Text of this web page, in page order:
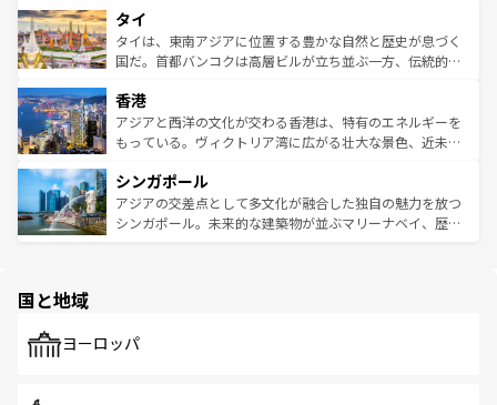
リティに包まれながら、韓国の多彩な魅力を心ゆくまで味
わってみてほしい。 なお、新着の韓国情報はコンテンツ一
覧を参照してほしい。
急速な発展と共に伝統が息づく。ハノイの古い町並みやホ
ーチミン市のフランス統治時代の建物も、独特の雰囲気を
醸し出している。また、バラエティの豊かさとおいしさで
とつ。フォーやバインミー、ベトナムコーヒーなどは、ぜ
ひ現地で味わいたい。どの地域を訪れてもあたたかい人々
が旅行者を迎えてくれるので、きっと忘れられない旅にな
参照してほしい。
タイ
タイは、東南アジアに位置する豊かな自然と歴史が息づく
国だ。首都バンコクは高層ビルが立ち並ぶ一方、伝統的な
の活気が交差している。北部ではチェンマイなどの山岳地
帯で自然と触れ合い、南部ではプーケットやクラビの美し
いビーチでリゾート気分を楽しむことができる。タイ料理
激する。気候は一年中温暖で、どの季節にも異なる楽しみ
が待っている。親しみやすいタイの人々、仏教を中心とし
た文化、そして多様な観光資源が、訪れる旅人を魅了し続
香港
アジアと西洋の文化が交わる香港は、特有のエネルギーを
もっている。ヴィクトリア湾に広がる壮大な景色、近未来
み、どこを訪れても感動するはず。観光スポットが密集し
ており、効率よく見どころを回れるのも魅力。息をのむよ
うな絶景から文化的な体験まで、香港を存分に楽しみ尽く
シンガポール
アジアの交差点として多文化が融合した独自の魅力を放つ
シンガポール。未来的な建築物が並ぶマリーナベイ、歴史
で、ホーカーズは地元の風情を楽しめる外せないスポット
国と地域
ヨーロッパ